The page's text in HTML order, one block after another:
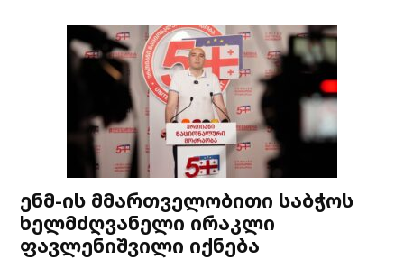
ენმ-ის მმართველობითი საბჭოს
ხელმძღვანელი ირაკლი
ფავლენიშვილი იქნება